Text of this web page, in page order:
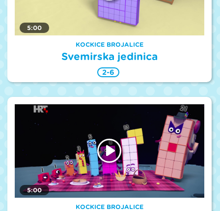
5:00
KOCKICE BROJALICE
Svemirska jedinica
2-6
5:00
KOCKICE BROJALICE